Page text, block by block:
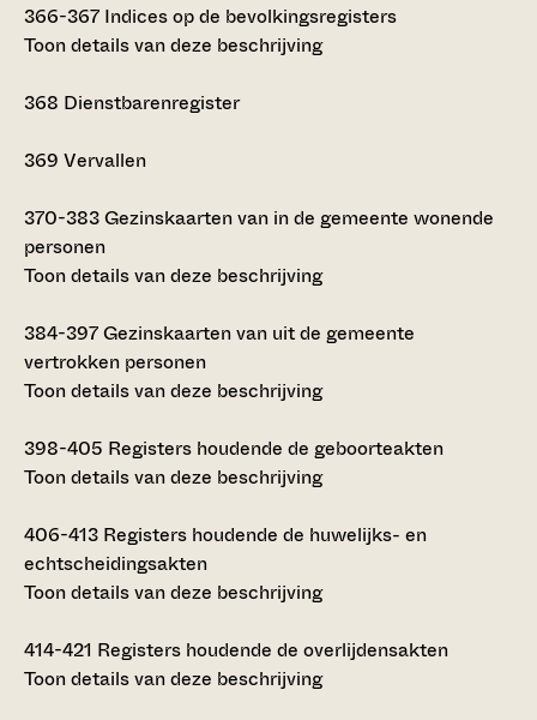
366-367 Indices op de bevolkingsregisters
Toon details van deze beschrijving
368 Dienstbarenregister
369 Vervallen
370-383Gezinskaarten van in de gemeente wonende
personen
Toon details van deze beschrijving
384-397Gezinskaarten van uit de gemeente
vertrokken personen
Toon details van deze beschrijving
398-405 Registers houdende de geboorteakten
Toon details van deze beschrijving
406-413 Registers houdende de huwelijks- en
echtscheidingsakten
Toon details van deze beschrijving
414-421 Registers houdende de overlijdensakten
Toon details van deze beschrijving